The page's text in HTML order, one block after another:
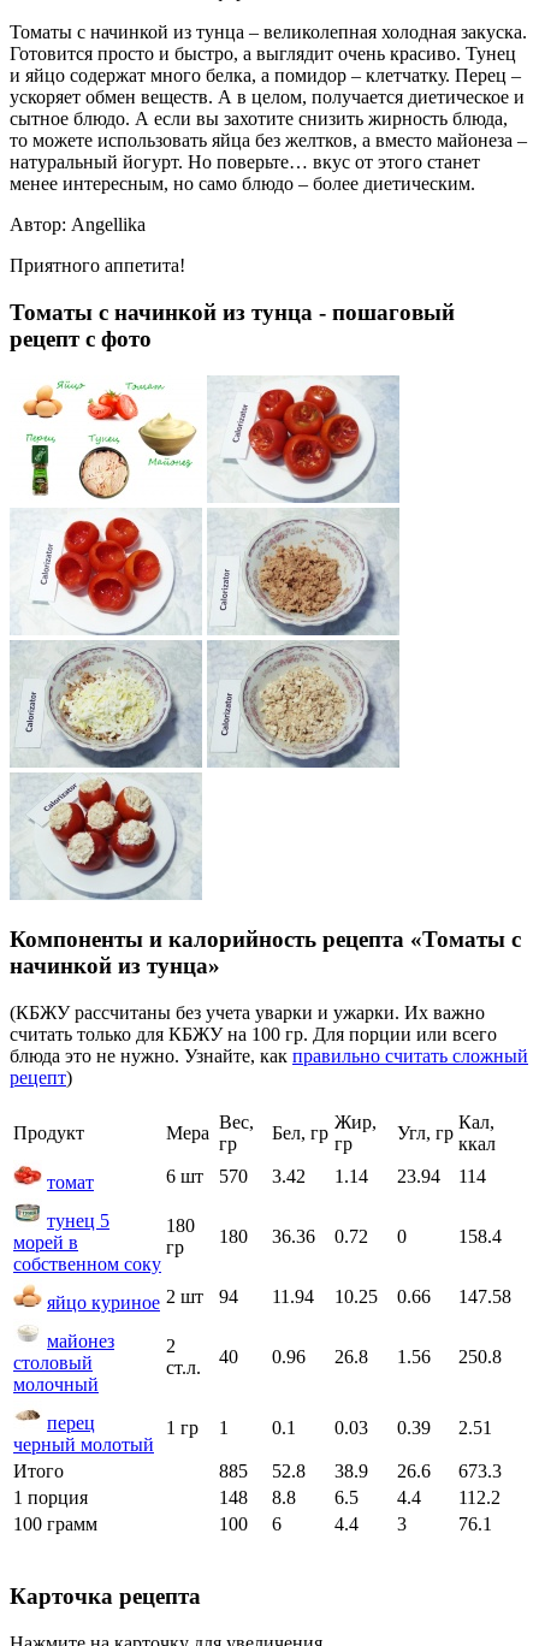
Томаты с начинкой из тунца – великолепная холодная закуска.
Готовится просто и быстро, а выглядит очень красиво. Тунец
и яйцо содержат много белка, а помидор – клетчатку. Перец –
ускоряет обмен веществ. А в целом, получается диетическое и
сытное блюдо. А если вы захотите снизить жирность блюда,
то можете использовать яйца без желтков, а вместо майонеза –
натуральный йогурт. Но поверьте… вкус от этого станет
менее интересным, но само блюдо – более диетическим.
Автор: Angellika
Приятного аппетита!
Томаты с начинкой из тунца - пошаговый
рецепт с фото
Компоненты и калорийность рецепта «Томаты с
начинкой из тунца»
(КБЖУ рассчитаны без учета уварки и ужарки. Их важно
считать только для КБЖУ на 100 гр. Для порции или всего
блюда это не нужно. Узнайте, как правильно считать сложный
рецепт)
Продукт Мера
Вес,
гр
Бел, гр
Жир,
гр
Угл, гр
Кал,
ккал
томат
6 шт 570 3.42 1.14 23.94 114
тунец 5
морей в
собственном соку
180
гр
180 36.36 0.72 0 158.4
яйцо куриное 2 шт 94 11.94 10.25 0.66 147.58
майонез
столовый
молочный
2
ст.л.
40 0.96 26.8 1.56 250.8
перец
черный молотый
1 гр 1 0.1 0.03 0.39 2.51
Итого 885 52.8 38.9 26.6
673.3
1 порция
148 8.8 6.5 4.4
112.2
100 грамм
100 6 4.4 3 76.1
Карточка рецепта